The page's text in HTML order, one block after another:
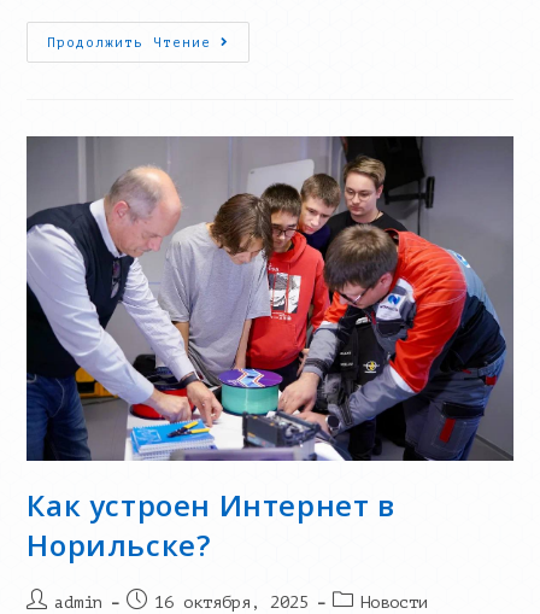
Продолжить Чтение
5
Дней
Как устроен Интернет в
Норильске?
Postadmin
Запись16 октября, 2025
PostНовости